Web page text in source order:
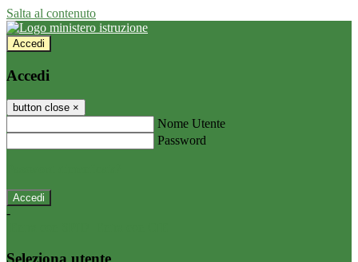
Salta al contenuto
Accedi
Accedi
button close ×
Nome Utente
Password
-
Seleziona utente